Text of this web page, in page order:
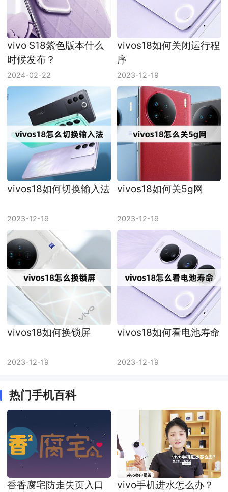
vivo S18紫色版本什么
时候发布？
2024-02-22
vivos18如何关闭运行程
序
2023-12-19
vivos18如何切换输入法
2023-12-19
vivos18如何关5g网
2023-12-19
vivos18如何换锁屏
2023-12-19
vivos18如何看电池寿命
2023-12-19
热门手机百科
香香腐宅防走失页入口
vivo手机进水怎么办？